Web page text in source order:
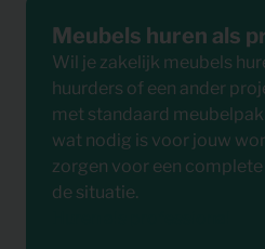
Meubels huren als
Wil je zakelijk meubels
huurders of een ander
met standaard
wat nodig is voor jouw
zorgen voor een
de situatie.